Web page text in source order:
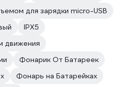
для зарядки micro-USB
IPX5
движения
Фонарик От Батареек
Фонарь на Батарейках